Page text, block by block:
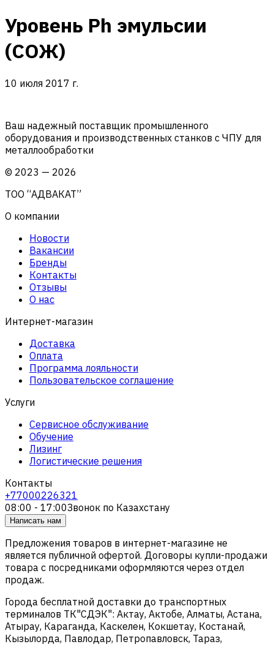
Уровень Ph эмульсии
(СОЖ)
10 июля 2017 г.
Ваш надежный поставщик промышленного
оборудования и производственных станков с ЧПУ для
металлообработки
© 2023 — 2026
ТОО “АДВАКАТ”
О компании
Новости
Вакансии
Бренды
Контакты
Отзывы
О нас
Интернет-магазин
Доставка
Оплата
Программа лояльности
Пользовательское соглашение
Услуги
Сервисное обслуживание
Обучение
Лизинг
Логистические решения
Контакты
+77000226321
08:00 - 17:00Звонок по Казахстану
Написать нам
Предложения товаров в интернет-магазине не
является публичной офертой. Договоры купли-продажи
товара с посредниками оформляются через отдел
продаж.
Города бесплатной доставки до транспортных
терминалов ТК"СДЭК": Актау, Актобе, Алматы, Астана,
Атырау, Караганда, Каскелен, Кокшетау, Костанай,
Кызылорда, Павлодар, Петропавловск, Тараз,